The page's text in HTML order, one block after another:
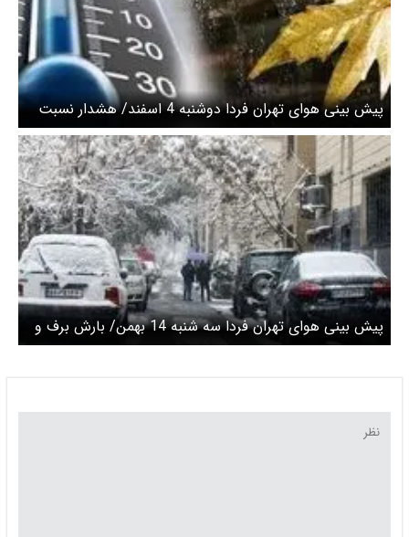
پیش بینی هوای تهران فردا دوشنبه 4 اسفند/ هشدار نسبت
به کاهش دما تا ۶ درجه
پیش بینی هوای تهران فردا سه شنبه 14 بهمن/ بارش برف و
باران در راه تهران